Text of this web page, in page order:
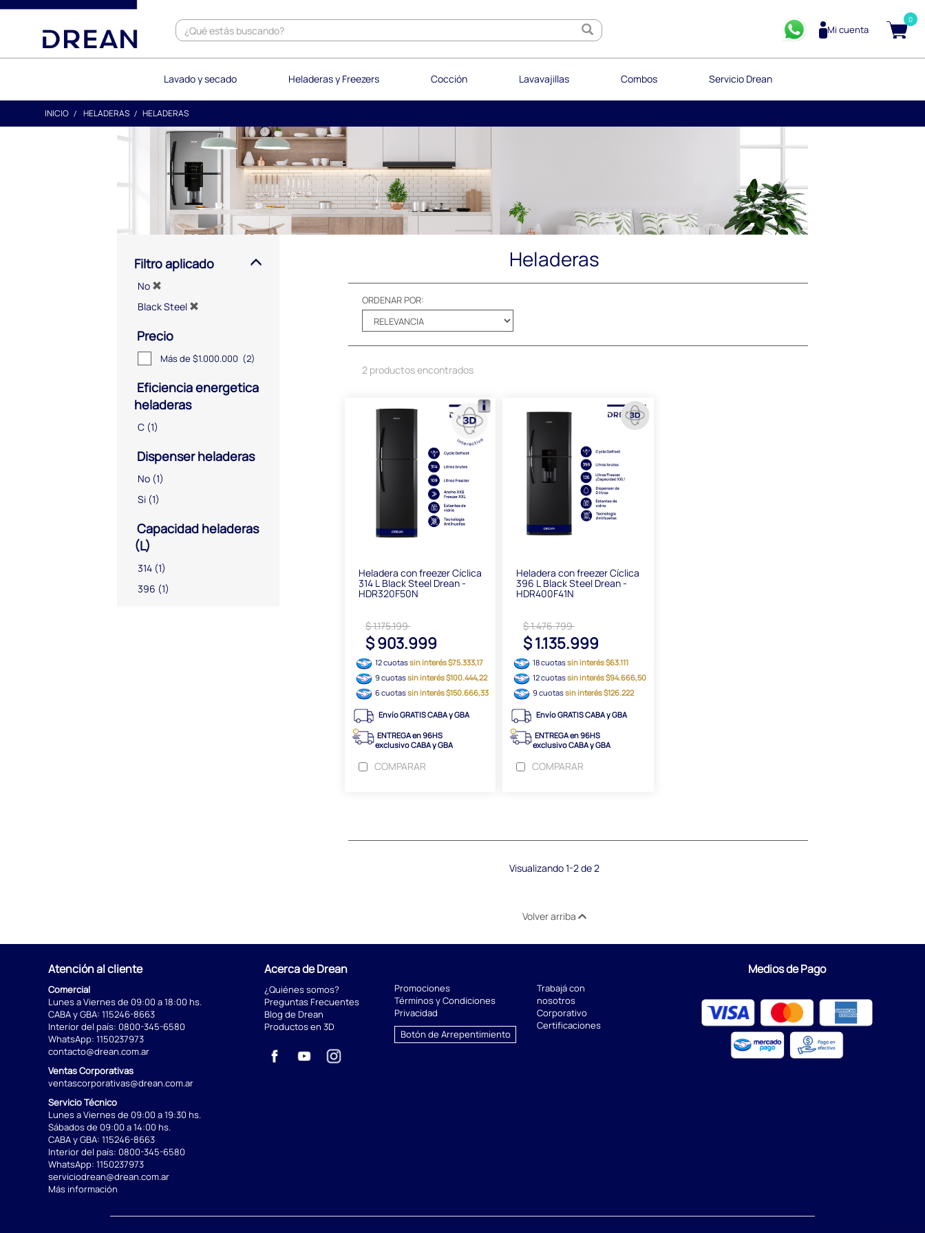
text.skipToContent
text.skipToNavigation
Mi cuenta
0
Lavado y secado Heladeras y Freezers Cocción Lavavajillas Combos Servicio Drean
INICIO HELADERAS HELADERAS
Filtro aplicado
No
Black Steel
Precio
Más de $1.000.000 (2)
Eficiencia energetica
heladeras
C (1)
Dispenser heladeras
No (1)
Si (1)
Capacidad heladeras
(L)
314 (1)
396 (1)
Heladeras
ORDENAR POR:
2 productos encontrados
Heladera con freezer Cíclica
314 L Black Steel Drean -
HDR320F50N
$ 1.175.199
$ 903.999
12 cuotassin interés $75.333,17
9 cuotassin interés $100.444,22
6 cuotassin interés $150.666,33
Envío GRATIS CABA y GBA
ENTREGA en 96HS
exclusivo CABA y GBA
COMPARAR
Heladera con freezer Cíclica
396 L Black Steel Drean -
HDR400F41N
$ 1.476.799
$ 1.135.999
18 cuotassin interés $63.111
12 cuotassin interés $94.666,50
9 cuotassin interés $126.222
Envío GRATIS CABA y GBA
ENTREGA en 96HS
exclusivo CABA y GBA
COMPARAR
Visualizando 1-2 de 2
Volver arriba
Atención al cliente
Comercial
Lunes a Viernes de 09:00 a 18:00 hs.
CABA y GBA: 115246-8663
Interior del país: 0800-345-6580
WhatsApp: 1150237973
contacto@drean.com.ar
Ventas Corporativas
ventascorporativas@drean.com.ar
Servicio Técnico
Lunes a Viernes de 09:00 a 19:30 hs.
Sábados de 09:00 a 14:00 hs.
CABA y GBA: 115246-8663
Interior del país: 0800-345-6580
WhatsApp: 1150237973
serviciodrean@drean.com.ar
Más información
Acerca de Drean
¿Quiénes somos?
Preguntas Frecuentes
Blog de Drean
Productos en 3D
Promociones
Términos y Condiciones
Privacidad
Botón de Arrepentimiento
Trabajá con
nosotros
Corporativo
Certificaciones
Medios de Pago